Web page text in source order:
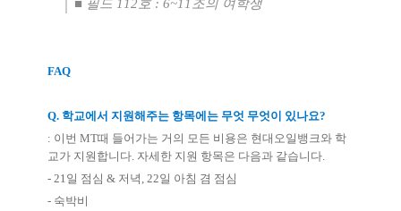
■ 필드 112 호 : 6~11 조의 여학생
FAQ
Q. 학교에서 지원해주는 항목에는 무엇 무엇이 있나요?
: 이번 MT때 들어가는 거의 모든 비용은 현대오일뱅크와 학
교가 지원합니다 자세한 지원 항목은 다음과 같습니다
- 21 일 점심 & 저녁 , 22일 아침 겸 점심
- 숙박비